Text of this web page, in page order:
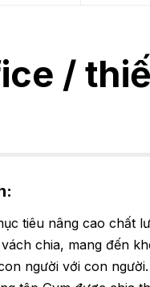
/
tiêu nâng cao chất
chia, mang đến
người với con người.